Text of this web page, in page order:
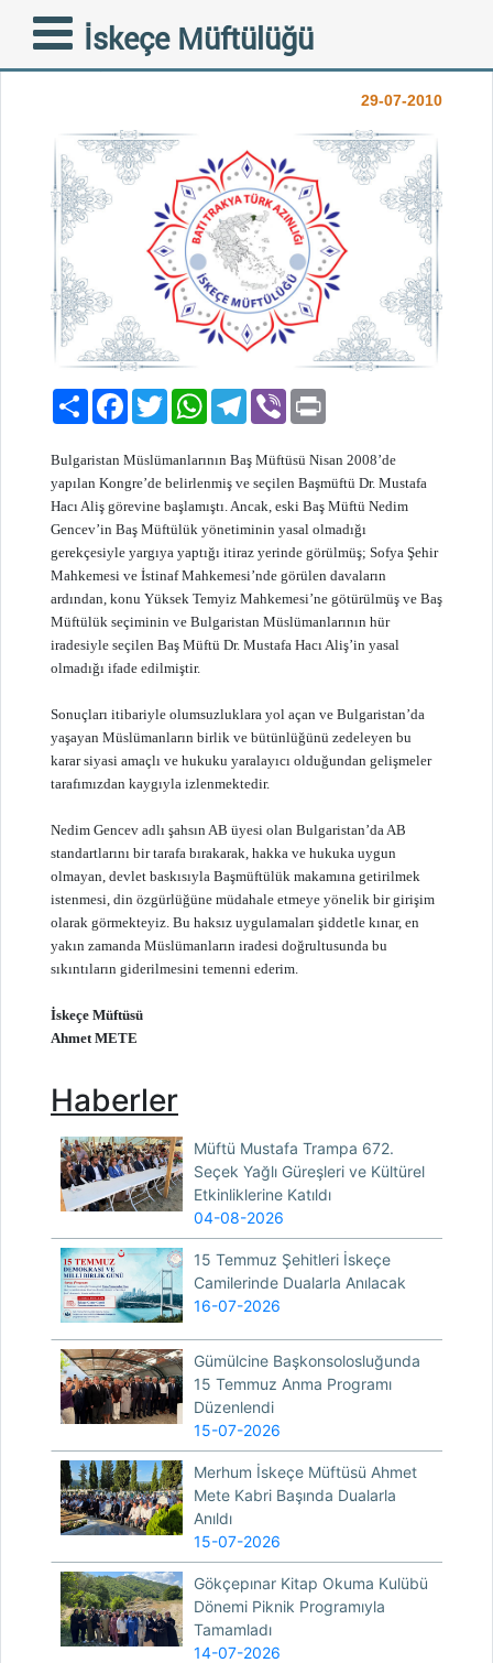
İskeçe Müftülüğü
BULGARİSTAN’DA
BAŞMÜFTÜLÜK SORUNU
29-07-2010
PaylaşFacebook
TwitterWhatsAppTelegram
Viber
Bulgaristan Müslümanlarının Baş Müftüsü Nisan 2008’de
yapılan Kongre’de belirlenmiş ve seçilen Başmüftü Dr. Mustafa
Hacı Aliş görevine başlamıştı. Ancak, eski Baş Müftü Nedim
Gencev’in Baş Müftülük yönetiminin yasal olmadığı
gerekçesiyle yargıya yaptığı itiraz yerinde görülmüş; Sofya Şehir
Mahkemesi ve İstinaf Mahkemesi’nde görülen davaların
ardından, konu Yüksek Temyiz Mahkemesi’ne götürülmüş ve Baş
Müftülük seçiminin ve Bulgaristan Müslümanlarının hür
iradesiyle seçilen Baş Müftü Dr. Mustafa Hacı Aliş’in yasal
olmadığı ifade edilmiştir.
Sonuçları itibariyle olumsuzluklara yol açan ve Bulgaristan’da
yaşayan Müslümanların birlik ve bütünlüğünü zedeleyen bu
karar siyasi amaçlı ve hukuku yaralayıcı olduğundan gelişmeler
tarafımızdan kaygıyla izlenmektedir.
Nedim Gencev adlı şahsın AB üyesi olan Bulgaristan’da AB
standartlarını bir tarafa bırakarak, hakka ve hukuka uygun
olmayan, devlet baskısıyla Başmüftülük makamına getirilmek
istenmesi, din özgürlüğüne müdahale etmeye yönelik bir girişim
olarak görmekteyiz. Bu haksız uygulamaları şiddetle kınar, en
yakın zamanda Müslümanların iradesi doğrultusunda bu
sıkıntıların giderilmesini temenni ederim.
İskeçe Müftüsü
Ahmet METE
Haberler
Müftü Mustafa Trampa 672.
Seçek Yağlı Güreşleri ve Kültürel
Etkinliklerine Katıldı
04-08-2026
15 Temmuz Şehitleri İskeçe
Camilerinde Dualarla Anılacak
16-07-2026
Gümülcine Başkonsolosluğunda
15 Temmuz Anma Programı
Düzenlendi
15-07-2026
Merhum İskeçe Müftüsü Ahmet
Mete Kabri Başında Dualarla
Anıldı
15-07-2026
Gökçepınar Kitap Okuma Kulübü
Dönemi Piknik Programıyla
Tamamladı
14-07-2026